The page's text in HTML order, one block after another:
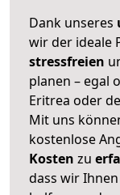
Dank unseres
wir der ideale
stressfreien
planen – egal
Eritrea oder
Mit uns
kostenlose
Kosten zu
dass wir